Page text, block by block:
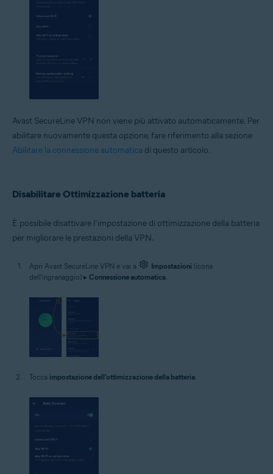
Avast SecureLine VPN non viene più attivato automaticamente. Per
abilitare nuovamente questa opzione, fare riferimento alla sezione
Abilitare la connessione automatica di questo articolo.
Disabilitare Ottimizzazione batteria
È possibile disattivare l’impostazione di ottimizzazione della batteria
per migliorare le prestazioni della VPN.
Apri Avast SecureLine VPN e vai a Impostazioni (icona
dell'ingranaggio) ▸ Connessione automatica
Tocca impostazione dell'ottimizzazione della batteria